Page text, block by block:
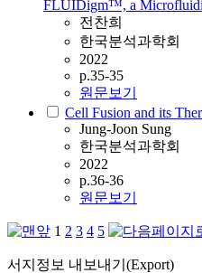
FLUIDigm™, a
전찬희
한국분석과학회
2022
p.35-35
원문보기
Cell Fusion and its
Jung-Joon Sung
한국분석과학회
2022
p.36-36
원문보기
1 2 3 4 5
서지정보 내보내기(Export)